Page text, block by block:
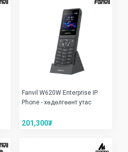
Fanvil W620W Enterprise IP
Phone - хөдөлгөөнт утас
201,300₮